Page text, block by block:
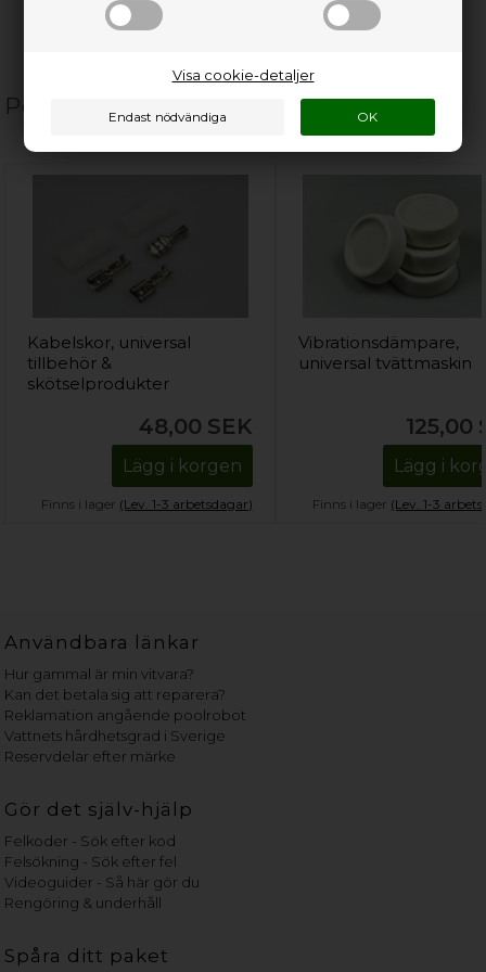
Visa cookie-detaljer
Populära relaterade produkter
Kabelskor, universal
tillbehör &
skötselprodukter
48,00 SEK
Lägg i korgen
Finns i lager (Lev. 1-3 arbetsdagar)
Vibrationsdämpare,
universal tvättmaskin
125,00
Lägg i
Finns i lager (Lev. 1-3
Användbara länkar
Hur gammal är min vitvara?
Kan det betala sig att reparera?
Reklamation angående poolrobot
Vattnets hårdhetsgrad i Sverige
Reservdelar efter märke
Gör det själv-hjälp
Felkoder - Sök efter kod
Felsökning - Sök efter fel
Videoguider - Så här gör du
Rengöring & underhåll
Spåra ditt paket